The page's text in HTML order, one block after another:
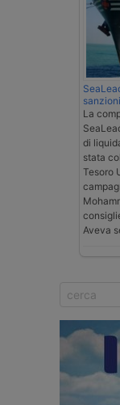
La
di
stata
Tesoro
Aveva